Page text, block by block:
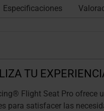
Especificaciones
TU
Flight Seat Pro ofrece
para satisfacer las